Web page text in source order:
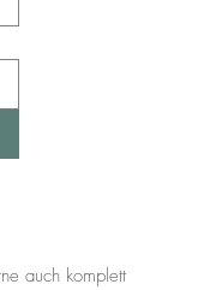
auch komplett